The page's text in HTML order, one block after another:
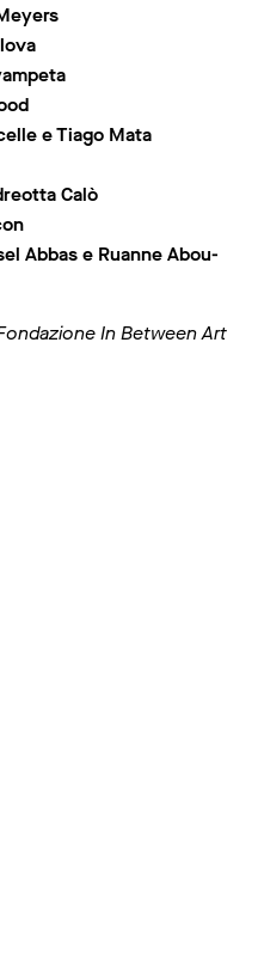
e Tiago Mata
Calò
Abbas e Ruanne Abou-
In Between Art